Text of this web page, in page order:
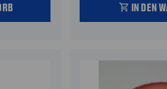
shopping_cart IN DEN